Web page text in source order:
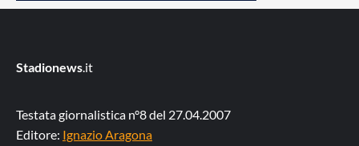
Stadionews.it
Testata giornalistica n°8 del 27.04.2007
Editore: Ignazio Aragona